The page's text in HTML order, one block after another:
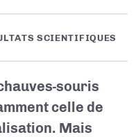
SCIENTIFIQUES
souris
celle de
Mais